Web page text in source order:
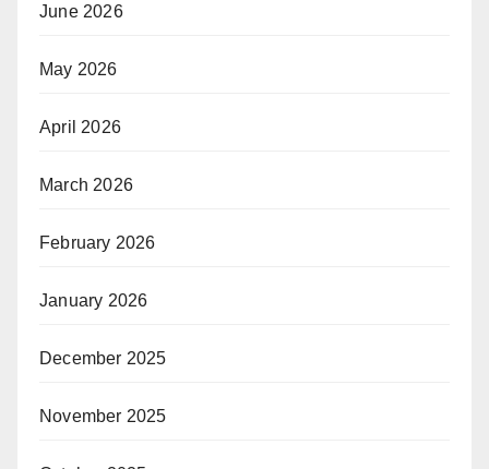
June 2026
May 2026
April 2026
March 2026
February 2026
January 2026
December 2025
November 2025